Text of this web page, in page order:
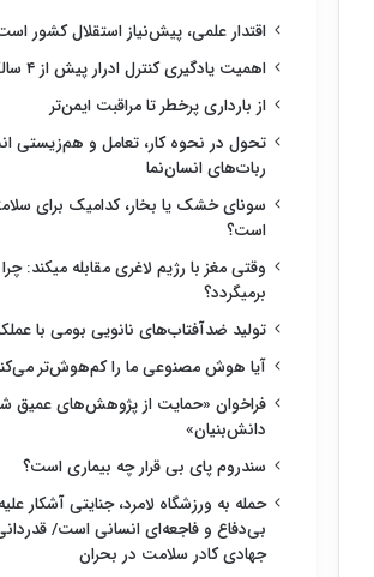
اقتدار علمی، پیش‌نیاز استقلال کشور
اهمیت یادگیری کنترل ادرار پیش از ۴ سالگی
از بارداری پرخطر تا مراقبت ایمن‌تر
تحول در نحوه کار، تعامل و هم‌زیستی
ربات‌های انسان‌نما
سونای خشک یا بخار، کدامیک برای
است؟
وقتی مغز با رژیم لاغری مقابله میکند:
برمیگردد؟
تولید ضدآفتاب‌های نانویی بومی با
آیا هوش مصنوعی ما را کم‌هوش‌تر
فراخوان «حمایت از پژوهش‌های عمیق
دانش‌بنیان»
سندروم پای بی قرار چه بیماری است؟
حمله به ورزشگاه لامرد، جنایتی آشکار
بی‌دفاع و فاجعه‌ای انسانی است/
جهادی کادر سلامت در بحران